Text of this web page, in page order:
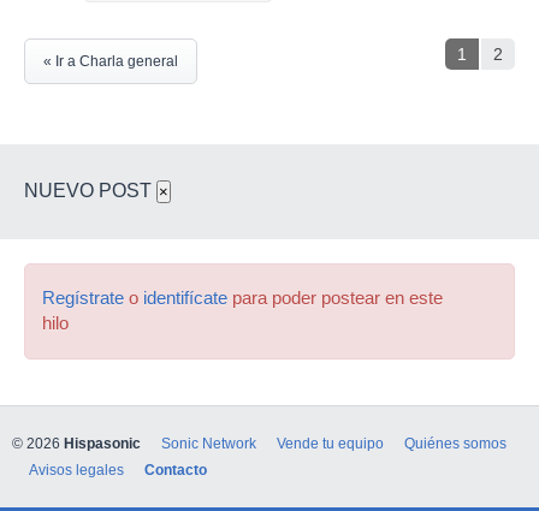
1 2
« Ir a Charla general
NUEVO POST ×
Regístrate o identifícate para poder postear en este
hilo
© 2026 Hispasonic Sonic Network Vende tu equipo
Quiénes somos
Avisos legales
Contacto